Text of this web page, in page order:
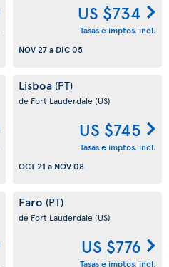
US $734
Tasas e imptos. incl.
NOV 27a DIC 05
Lisboa (PT)
de Fort Lauderdale (US)
US $745
Tasas e imptos. incl.
OCT 21 a NOV 08
Faro (PT)
de Fort Lauderdale (US)
US $776
Tasas e imptos. incl.